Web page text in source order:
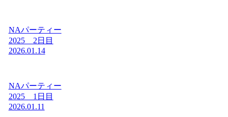
NAパーティー
2025 2日目
2026.01.14
NAパーティー
2025 1日目
2026.01.11